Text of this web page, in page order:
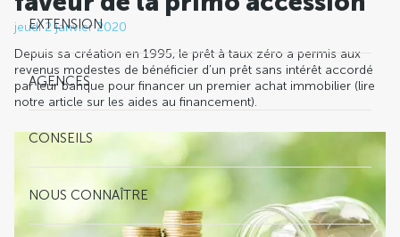
EXTENSION
AGENCES
CONSEILS
NOUS CONNAÎTRE
jeudi 2 janvier 2020
Depuis sa création en 1995, le prêt à taux zéro a permis aux
revenus modestes de bénéficier d’un prêt sans intérêt accordé
par leur banque pour financer un premier achat immobilier (lire
notre article sur les aides au financement).